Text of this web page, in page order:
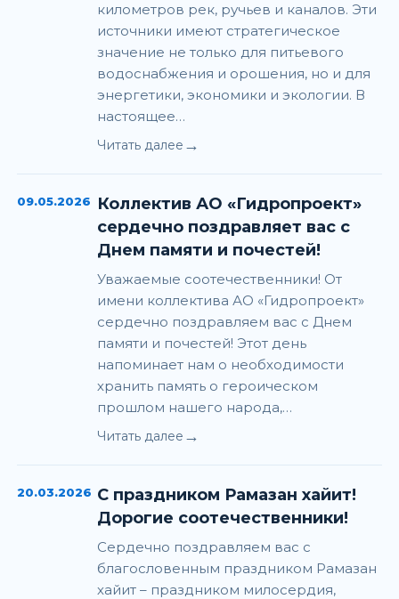
километров рек, ручьев и каналов. Эти
источники имеют стратегическое
значение не только для питьевого
водоснабжения и орошения, но и для
энергетики, экономики и экологии. В
настоящее…
Читать далее →
09.05.2026
Коллектив АО «Гидропроект»
сердечно поздравляет вас с
Днем памяти и почестей!
Уважаемые соотечественники! От
имени коллектива АО «Гидропроект»
сердечно поздравляем вас с Днем
памяти и почестей! Этот день
напоминает нам о необходимости
хранить память о героическом
прошлом нашего народа,…
Читать далее →
20.03.2026 С праздником Рамазан хайит!
Дорогие соотечественники!
Сердечно поздравляем вас с
благословенным праздником Рамазан
хайит – праздником милосердия,